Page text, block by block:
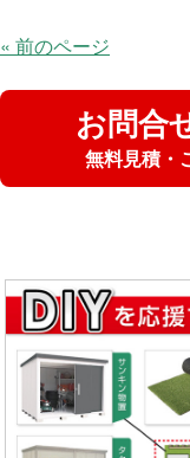
« 前のページ
お問合
無料見積・